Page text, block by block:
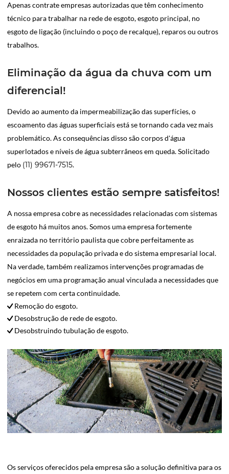
Apenas contrate empresas autorizadas que têm conhecimento
técnico para trabalhar na rede de esgoto, esgoto principal, no
esgoto de ligação (incluindo o poço de recalque), reparos ou outros
trabalhos.
Eliminação da água da chuva com um
diferencial!
Devido ao aumento da impermeabilização das superfícies, o
escoamento das águas superficiais está se tornando cada vez mais
problemático. As consequências disso são corpos d'água
superlotados e níveis de água subterrâneos em queda. Solicitado
pelo (11) 99671-7515.
Nossos clientes estão sempre satisfeitos!
A nossa empresa cobre as necessidades relacionadas com sistemas
de esgoto há muitos anos. Somos uma empresa fortemente
enraizada no território paulista que cobre perfeitamente as
necessidades da população privada e do sistema empresarial local.
Na verdade, também realizamos intervenções programadas de
negócios em uma programação anual vinculada a necessidades que
se repetem com certa continuidade.
Remoção do esgoto.
Desobstrução de rede de esgoto.
Desobstruindo tubulação de esgoto.
Os serviços oferecidos pela empresa são a solução definitiva para os